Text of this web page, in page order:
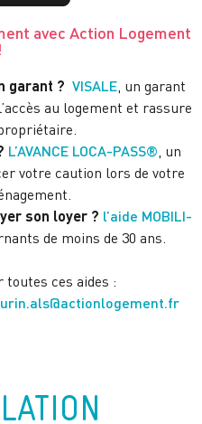
avec Action Logement
!
garant ? VISALE, un garant
au logement et rassure
L’AVANCE LOCA-PASS®, un
votre caution lors de votre
son loyer ? l’aide MOBILI-
de moins de 30 ans.
toutes ces aides :